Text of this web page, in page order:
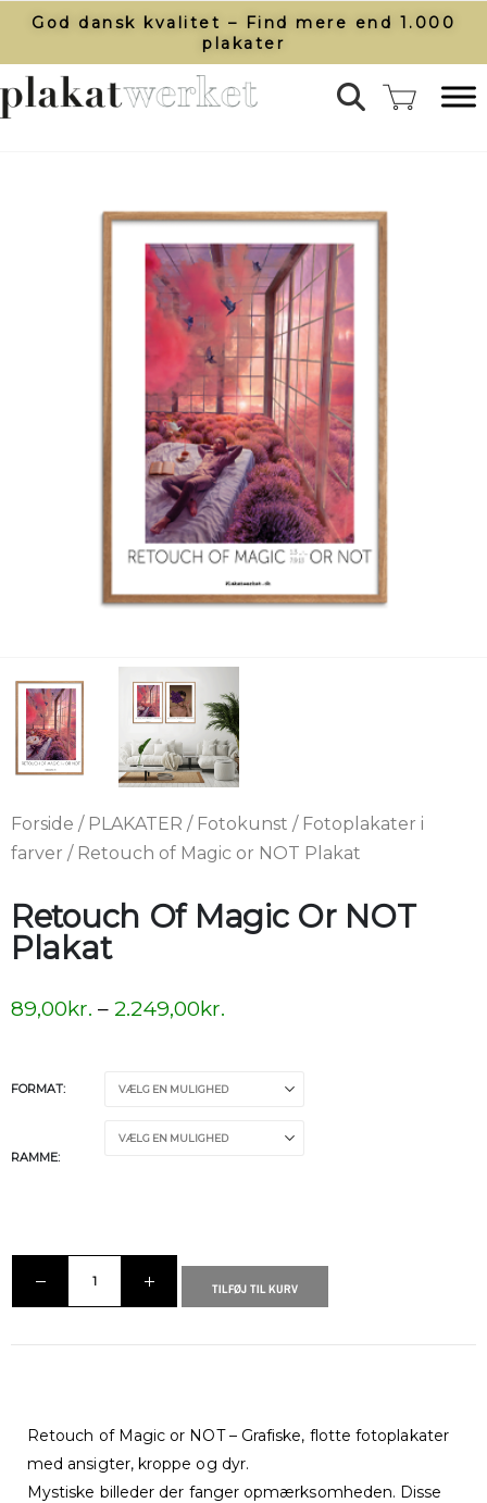
God dansk kvalitet – Find mere end 1.000
plakater​
Forside / PLAKATER / Fotokunst / Fotoplakater i
farver / Retouch of Magic or NOT Plakat
Retouch Of Magic Or NOT
Plakat
89,00kr. – 2.249,00kr.
FORMAT
RAMME
TILFØJ TIL KURV
Retouch of Magic or NOT – Grafiske, flotte fotoplakater
med ansigter, kroppe og dyr.
Mystiske billeder der fanger opmærksomheden. Disse